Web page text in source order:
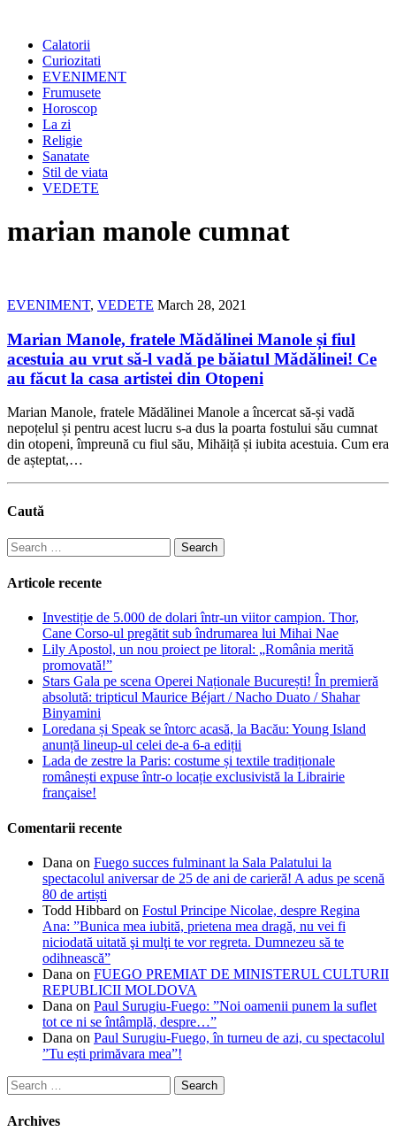
Calatorii
Curiozitati
EVENIMENT
Frumusete
Horoscop
La zi
Religie
Sanatate
Stil de viata
VEDETE
marian manole cumnat
EVENIMENT, VEDETE March 28, 2021
Marian Manole, fratele Mădălinei Manole și fiul
acestuia au vrut să-l vadă pe băiatul Mădălinei! Ce
au făcut la casa artistei din Otopeni
Marian Manole, fratele Mădălinei Manole a încercat să-și vadă
nepoțelul și pentru acest lucru s-a dus la poarta fostului său cumnat
din otopeni, împreună cu fiul său, Mihăiță și iubita acestuia. Cum era
de așteptat,…
Caută
Search
for:
Articole recente
Investiție de 5.000 de dolari într-un viitor campion. Thor,
Cane Corso-ul pregătit sub îndrumarea lui Mihai Nae
Lily Apostol, un nou proiect pe litoral: „România merită
promovată!”
Stars Gala pe scena Operei Naționale București! În premieră
absolută: tripticul Maurice Béjart / Nacho Duato / Shahar
Binyamini
Loredana și Speak se întorc acasă, la Bacău: Young Island
anunță lineup-ul celei de-a 6-a ediții
Lada de zestre la Paris: costume și textile tradiționale
românești expuse într-o locație exclusivistă la Librairie
française!
Comentarii recente
Dana on Fuego succes fulminant la Sala Palatului la
spectacolul aniversar de 25 de ani de carieră! A adus pe scenă
80 de artiști
Todd Hibbard on Fostul Principe Nicolae, despre Regina
Ana: ”Bunica mea iubită, prietena mea dragă, nu vei fi
niciodată uitată şi mulţi te vor regreta. Dumnezeu să te
odihnească”
Dana on FUEGO PREMIAT DE MINISTERUL CULTURII
REPUBLICII MOLDOVA
Dana on Paul Surugiu-Fuego: ”Noi oamenii punem la suflet
tot ce ni se întâmplă, despre…”
Dana on Paul Surugiu-Fuego, în turneu de azi, cu spectacolul
”Tu ești primăvara mea”!
Search
for:
Archives